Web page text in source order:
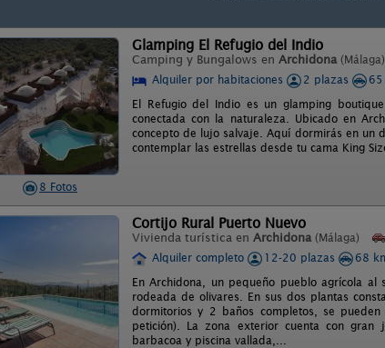
8 Fotos
Glamping El Refugio del Indio
Camping y Bungalows en Archidona (Málaga)
Alquiler por habitaciones
2 plazas
El Refugio del Indio es un glamping
conectada con la naturaleza. Ubicado en
concepto de lujo salvaje. Aquí dormirás en un
contemplar las estrellas desde tu cama King
Cortijo Rural Puerto Nuevo
Vivienda turística en Archidona (Málaga)
Alquiler completo
12-20 plazas
68
En Archidona, un pequeño pueblo agrícola al
rodeada de olivares. En sus dos plantas
dormitorios y 2 baños completos, se
petición). La zona exterior cuenta con
barbacoa y piscina vallada,...